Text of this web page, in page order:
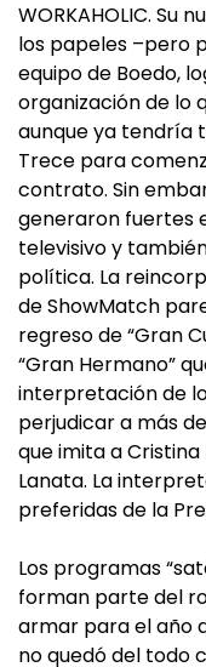
WORKAHOLIC. Su
los papeles –pero
equipo de Boedo,
organización de lo
aunque ya tendría
Trece para
contrato. Sin
generaron fuertes
televisivo y
política. La
de ShowMatch
regreso de “Gran
“Gran Hermano”
interpretación de
perjudicar a más
que imita a
Lanata. La
preferidas de la
Los programas
forman parte del
armar para el año
no quedó del todo